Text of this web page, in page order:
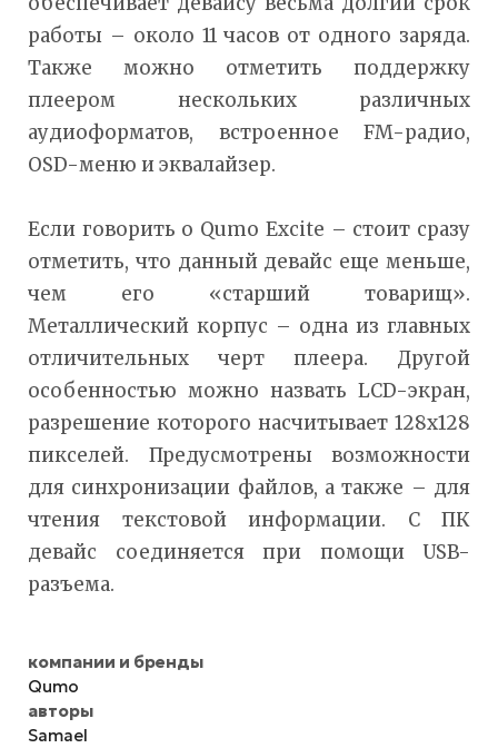
работы – около 11 часов от одного заряда.
Также можно отметить поддержку
плеером нескольких различных
аудиоформатов, встроенное FM-радио,
OSD-меню и эквалайзер.
Если говорить о Qumo Excite – стоит сразу
отметить, что данный девайс еще меньше,
чем его «старший товарищ».
Металлический корпус – одна из главных
отличительных черт плеера. Другой
особенностью можно назвать LCD-экран,
разрешение которого насчитывает 128x128
пикселей. Предусмотрены возможности
для синхронизации файлов, а также – для
чтения текстовой информации. С ПК
девайс соединяется при помощи USB-
разъема.
компании и бренды
Qumo
авторы
Samael